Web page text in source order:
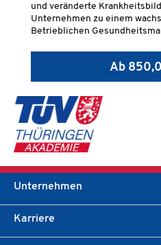
und veränderte
Unternehmen zu einem
Betrieblichen
Ab
Unternehmen
Karriere